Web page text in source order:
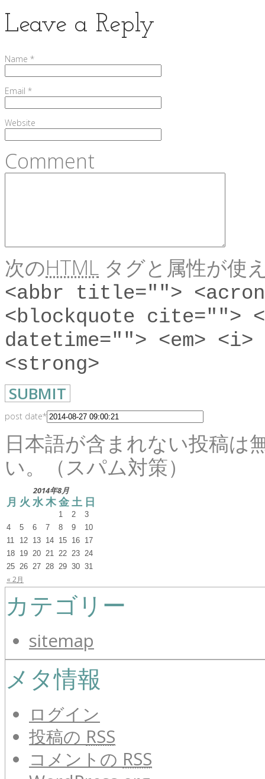
Leave a Reply
Name *
Email *
Website
Comment
次のHTML タグと属性が使
<abbr title="">
<blockquote cite="">
datetime=""> <em>
<strong>
post date*
日本語が含まれない投稿は
い。（スパム対策）
2014年8月
月 火 水木金 土 日
« 2月
1 2
3
4
5 6 7 8 9
10
11
12 13 14 15 16 17
18 19 20 21 22 23 24
25 26 27 28 29 30 31
カテゴリー
sitemap
メタ情報
ログイン
投稿の RSS
コメントの RSS